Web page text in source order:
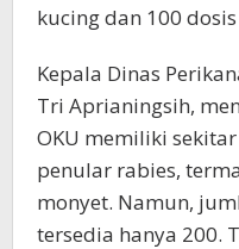
kucing dan 100
Kepala Dinas
Tri Aprianingsih,
OKU memiliki
penular rabies,
monyet. Namun,
tersedia hanya 200.